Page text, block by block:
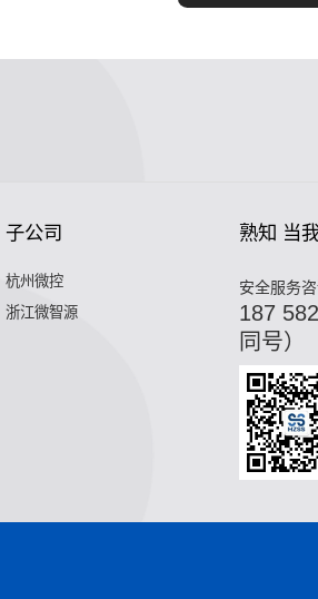
子公司
杭州微控
浙江微智源
熟知 当
安全服务
187
同号）